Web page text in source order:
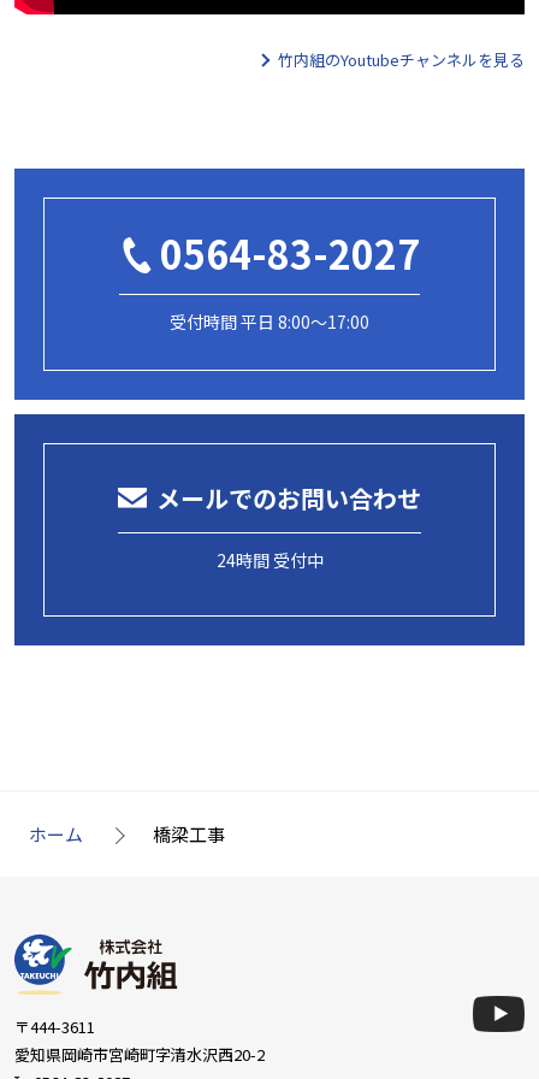
竹内組のYoutubeチャンネルを見る
0564-83-2027
受付時間 平日 8:00～17:00
メールでのお問い合わせ
24時間 受付中
ホーム 橋梁工事
〒444-3611
愛知県岡崎市宮崎町字清水沢西20-2